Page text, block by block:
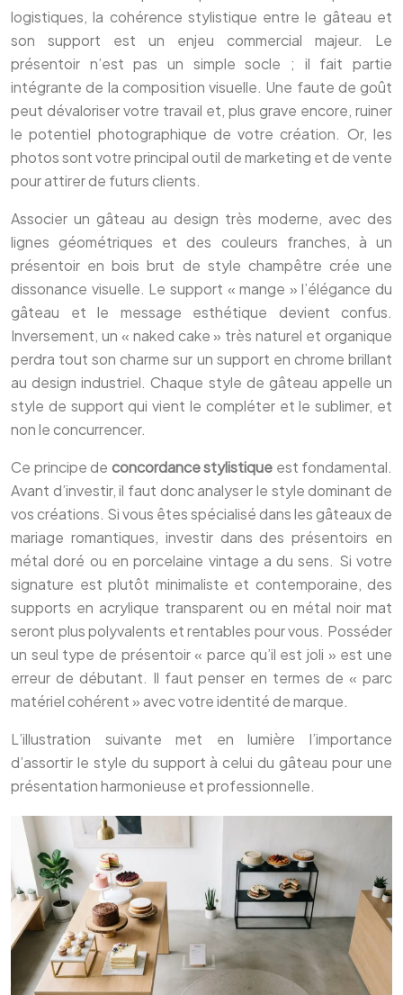
logistiques, la cohérence stylistique entre le gâteau et
son support est un enjeu commercial majeur. Le
présentoir n’est pas un simple socle ; il fait partie
intégrante de la composition visuelle. Une faute de goût
peut dévaloriser votre travail et, plus grave encore, ruiner
le potentiel photographique de votre création. Or, les
photos sont votre principal outil de marketing et de vente
pour attirer de futurs clients.
Associer un gâteau au design très moderne, avec des
lignes géométriques et des couleurs franches, à un
présentoir en bois brut de style champêtre crée une
dissonance visuelle. Le support « mange » l’élégance du
gâteau et le message esthétique devient confus.
Inversement, un « naked cake » très naturel et organique
perdra tout son charme sur un support en chrome brillant
au design industriel. Chaque style de gâteau appelle un
style de support qui vient le compléter et le sublimer, et
non le concurrencer.
Ce principe de concordance stylistique est fondamental.
Avant d’investir, il faut donc analyser le style dominant de
vos créations. Si vous êtes spécialisé dans les gâteaux de
mariage romantiques, investir dans des présentoirs en
métal doré ou en porcelaine vintage a du sens. Si votre
signature est plutôt minimaliste et contemporaine, des
supports en acrylique transparent ou en métal noir mat
seront plus polyvalents et rentables pour vous. Posséder
un seul type de présentoir « parce qu’il est joli » est une
erreur de débutant. Il faut penser en termes de « parc
matériel cohérent » avec votre identité de marque.
L’illustration suivante met en lumière l’importance
d’assortir le style du support à celui du gâteau pour une
présentation harmonieuse et professionnelle.